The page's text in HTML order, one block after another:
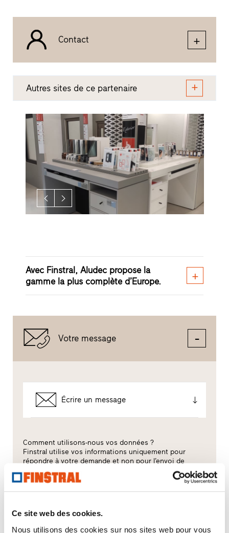
Ce site web des cookies.
Nous utilisons des cookies sur nos sites web pour vous
Contact
Autres sites de ce partenaire
Avec Finstral, Aludec propose la
gamme la plus complète d’Europe.
Votre message
Écrire un message
Comment utilisons-nous vos données ?
Finstral utilise vos informations uniquement pour
répondre à votre demande et non pour l’envoi de
matériel publicitaire non demandé. Nous
communiquons vos données au distributeur partenaire